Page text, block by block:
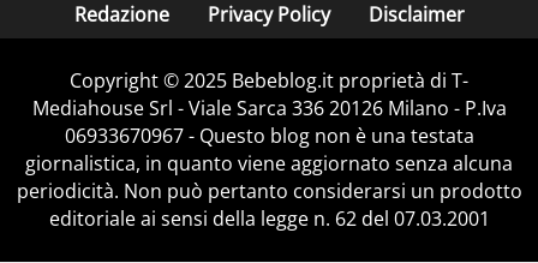
Redazione Privacy Policy Disclaimer
Copyright © 2025 Bebeblog.it proprietà di T-
Mediahouse Srl - Viale Sarca 336 20126 Milano - P.Iva
06933670967 - Questo blog non è una testata
giornalistica, in quanto viene aggiornato senza alcuna
periodicità. Non può pertanto considerarsi un prodotto
editoriale ai sensi della legge n. 62 del 07.03.2001